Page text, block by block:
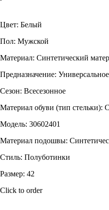
Цвет: Белый
Пол: Мужской
Материал: Синтетический
Предназначение: Универсальное
Сезон: Всесезонное
Материал обуви (тип стельки):
Модель: 30602401
Материал подошвы:
Стиль: Полуботинки
Размер: 42
Click to order